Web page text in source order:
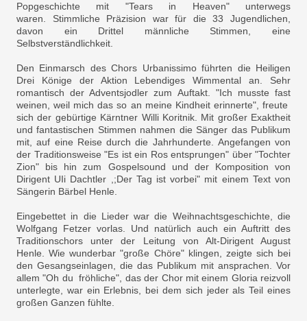
Popgeschichte mit "Tears in Heaven" unterwegs
waren. Stimmliche Präzision war für die 33 Jugendlichen,
davon ein Drittel männliche Stimmen, eine
Selbstverständlichkeit.
Den Einmarsch des Chors Urbanissimo führten die Heiligen
Drei Könige der Aktion Lebendiges Wimmental an. Sehr
romantisch der Adventsjodler zum Auftakt. "Ich musste fast
weinen, weil mich das so an meine Kindheit erinnerte", freute
sich der gebürtige Kärntner Willi Koritnik. Mit großer Exaktheit
und fantastischen Stimmen nahmen die Sänger das Publikum
mit, auf eine Reise durch die Jahrhunderte. Angefangen von
der Traditionsweise "Es ist ein Ros entsprungen" über "Tochter
Zion" bis hin zum Gospelsound und der Komposition von
Dirigent UIi Dachtler ,;Der Tag ist vorbei" mit einem Text von
Sängerin Bärbel Henle.
Eingebettet in die Lieder war die Weihnachtsgeschichte, die
Wolfgang Fetzer vorlas. Und natürlich auch ein Auftritt des
Traditionschors unter der Leitung von Alt-Dirigent August
Henle. Wie wunderbar "große Chöre" klingen, zeigte sich bei
den Gesangseinlagen, die das Publikum mit ansprachen. Vor
allem "Oh du fröhliche", das der Chor mit einem Gloria reizvoll
unterlegte, war ein Erlebnis, bei dem sich jeder als Teil eines
großen Ganzen fühlte.